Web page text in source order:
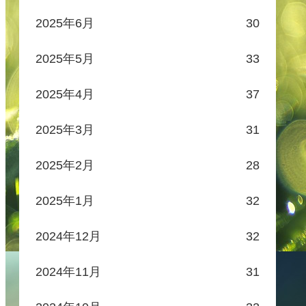
2025年6月 30
2025年5月 33
2025年4月 37
2025年3月 31
2025年2月 28
2025年1月 32
2024年12月 32
2024年11月 31